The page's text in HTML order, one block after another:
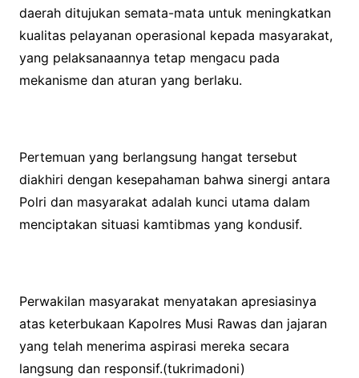
daerah ditujukan semata-mata untuk meningkatkan
kualitas pelayanan operasional kepada masyarakat,
yang pelaksanaannya tetap mengacu pada
mekanisme dan aturan yang berlaku.
Pertemuan yang berlangsung hangat tersebut
diakhiri dengan kesepahaman bahwa sinergi antara
Polri dan masyarakat adalah kunci utama dalam
menciptakan situasi kamtibmas yang kondusif.
Perwakilan masyarakat menyatakan apresiasinya
atas keterbukaan Kapolres Musi Rawas dan jajaran
yang telah menerima aspirasi mereka secara
langsung dan responsif.(tukrimadoni)